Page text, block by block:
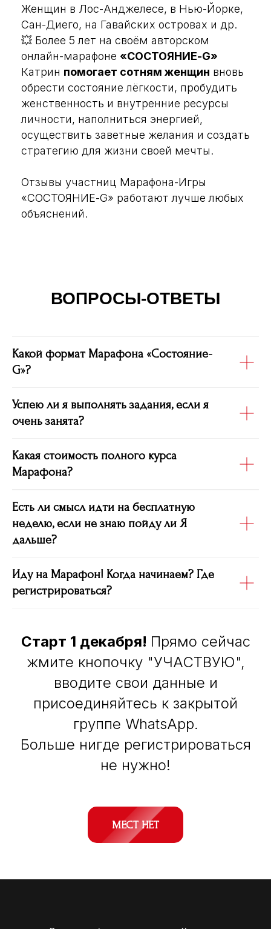
Женщин в Лос-Анджелесе, в Нью-Йорке,
Сан-Диего, на Гавайских островах и др.
💥 Более 5 лет на своём авторском
онлайн-марафоне «СОСТОЯНИЕ-G»
Катрин помогает сотням женщин вновь
обрести состояние лёгкости, пробудить
женственность и внутренние ресурсы
личности, наполниться энергией,
осуществить заветные желания и создать
стратегию для жизни своей мечты.
Отзывы участниц Марафона-Игры
«СОСТОЯНИЕ-G» работают лучше любых
объяснений.
ВОПРОСЫ-ОТВЕТЫ
Какой формат Марафона «Состояние-
G»?
Успею ли я выполнять задания, если я
очень занята?
Какая стоимость полного курса
Марафона?
Есть ли смысл идти на бесплатную
неделю, если не знаю пойду ли Я
дальше?
Иду на Марафон! Когда начинаем? Где
регистрироваться?
Старт 1 декабря! Прямо сейчас
жмите кнопочку "УЧАСТВУЮ",
вводите свои данные и
присоединяйтесь к закрытой
группе WhatsApp.
Больше нигде регистрироваться
не нужно!
МЕСТ НЕТ